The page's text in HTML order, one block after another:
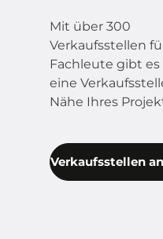
Mit über 300
Verkaufsstellen
Fachleute gibt
eine
Nähe Ihres
Verkaufsstellen